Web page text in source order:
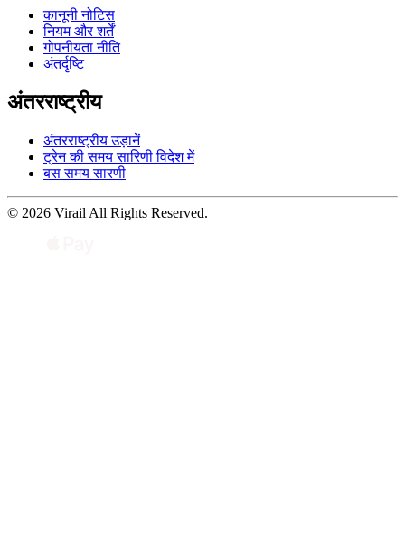
कानूनी नोटिस
नियम और शर्तें
गोपनीयता नीति
अंतर्दृष्टि
अंतरराष्ट्रीय
अंतरराष्ट्रीय उड़ानें
ट्रेन की समय सारिणी विदेश में
बस समय सारणी
© 2026 Virail All Rights Reserved.